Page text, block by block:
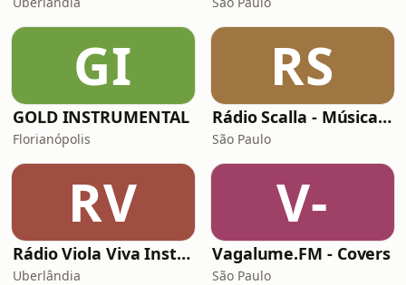
GI
GOLD INSTRUMENTAL
Florianópolis
RS
Rádio Scalla - Música Brasileira
São Paulo
RV
Rádio Viola Viva Instrumental
Uberlândia
V-
Vagalume.FM - Covers
São Paulo